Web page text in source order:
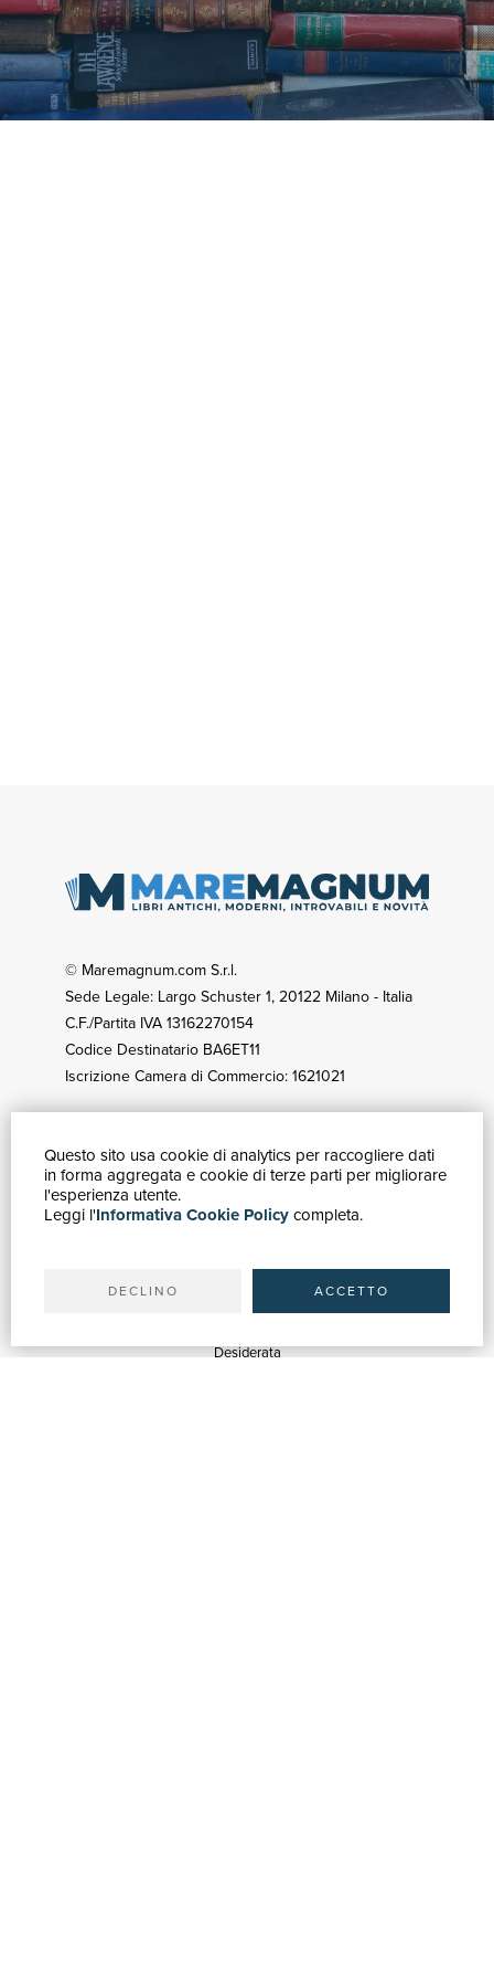
Questo sito usa cookie di analytics per raccogliere dati
in forma aggregata e cookie di terze parti per migliorare
l'esperienza utente.
Leggi l'Informativa Cookie Policycompleta.
DECLINO ACCETTO
© Maremagnum.com S.r.l.
Sede Legale: Largo Schuster 1, 20122 Milano - Italia
C.F./Partita IVA 13162270154
Codice Destinatario BA6ET11
Iscrizione Camera di Commercio: 1621021
GUIDA ACQUISTI
Ricerca avanzata
Spedizioni
Desiderata